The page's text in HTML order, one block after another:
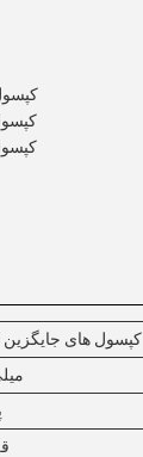
کپسول های جایگزین
8